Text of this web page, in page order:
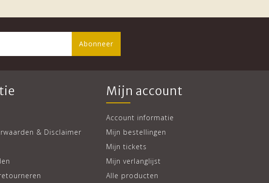
Abonneer
& Disclaimer
Mijn account
Account informatie
Mijn bestellingen
Mijn tickets
Mijn verlanglijst
Alle producten